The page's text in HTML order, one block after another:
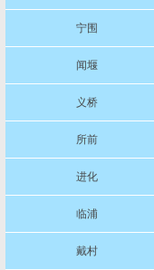
宁围
闻堰
义桥
所前
进化
临浦
戴村